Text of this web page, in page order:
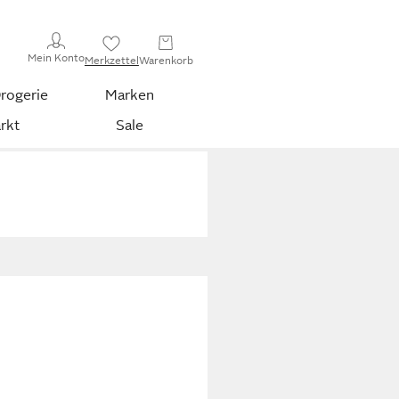
Mein KontoMerkzettelWarenkorb
Marken
Sale